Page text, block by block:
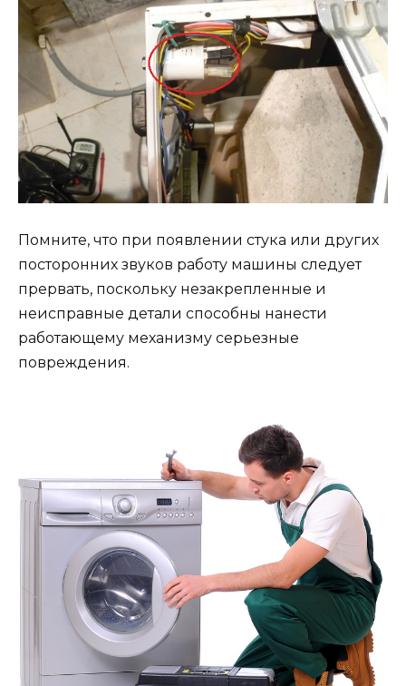
Помните, что при появлении стука или других
посторонних звуков работу машины следует
прервать, поскольку незакрепленные и
неисправные детали способны нанести
работающему механизму серьезные
повреждения.